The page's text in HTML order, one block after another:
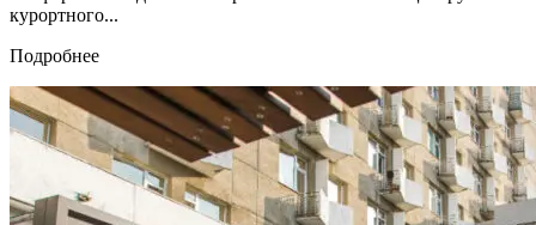
курортного...
Подробнее